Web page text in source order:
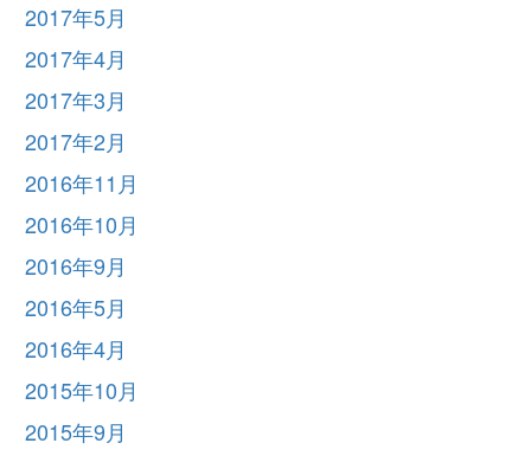
2017年5月
2017年4月
2017年3月
2017年2月
2016年11月
2016年10月
2016年9月
2016年5月
2016年4月
2015年10月
2015年9月